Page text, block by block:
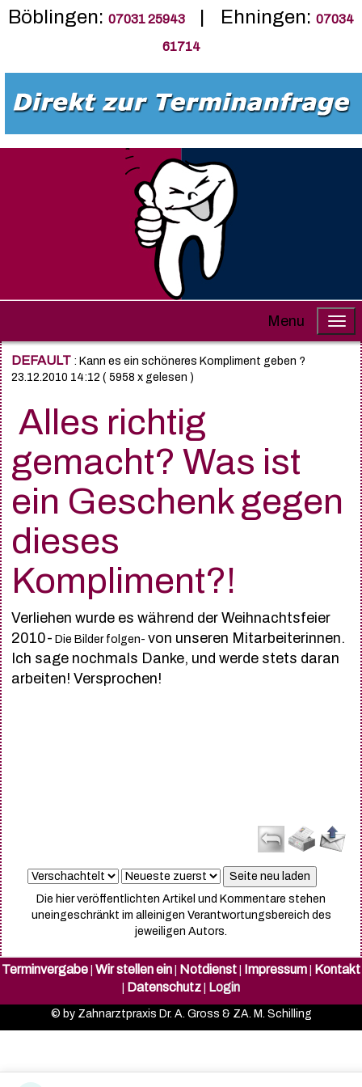
Böblingen: 07031 25943 | Ehningen: 07034
61714
Menu
DEFAULT: Kann es ein schöneres Kompliment geben ?
23.12.2010 14:12 ( 5958 x gelesen )
Alles richtig
gemacht? Was ist
ein Geschenk gegen
dieses
Kompliment?!
Verliehen wurde es während der Weihnachtsfeier
2010- Die Bilder folgen- von unseren Mitarbeiterinnen.
Ich sage nochmals Danke, und werde stets daran
arbeiten! Versprochen!
Die hier veröffentlichten Artikel und Kommentare stehen
uneingeschränkt im alleinigen Verantwortungsbereich des
jeweiligen Autors.
Terminvergabe Wir stellen ein Notdienst Impressum Kontakt
Datenschutz Login
© by Zahnarztpraxis Dr. A. Gross & ZA. M. Schilling